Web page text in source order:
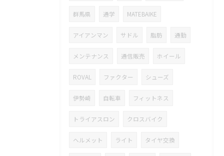
群馬県 通学 MATEBAIKE
アイアンマン サドル 脂肪 通勤
メンテナンス 通信販売 ホイール
ROVAL ファクター シューズ
伊勢崎 自転車 フィットネス
トライアスロン クロスバイク
ヘルメット ライト タイヤ交換